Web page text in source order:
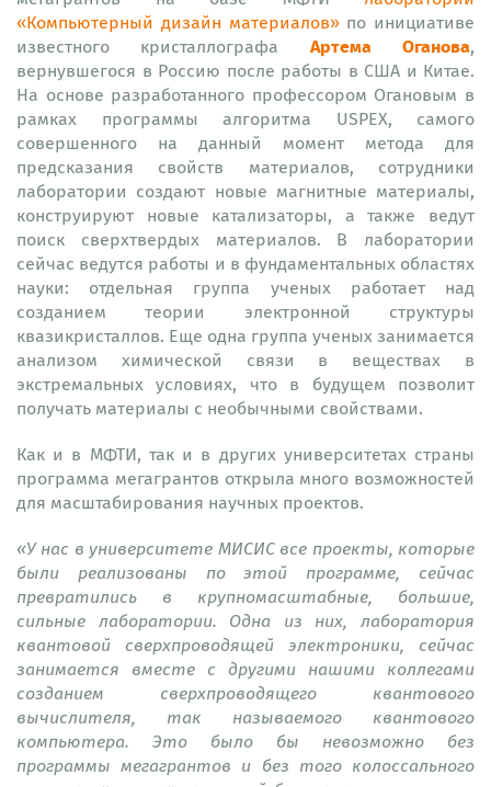
«Компьютерный дизайн материалов»по инициативе
известного кристаллографа Артема Оганова,
вернувшегося в Россию после работы в США и Китае.
На основе разработанного профессором Огановым в
рамках программы алгоритма USPEX, самого
совершенного на данный момент метода для
предсказания свойств материалов, сотрудники
лаборатории создают новые магнитные материалы,
конструируют новые катализаторы, а также ведут
поиск сверхтвердых материалов. В лаборатории
сейчас ведутся работы и в фундаментальных областях
науки: отдельная группа ученых работает над
созданием теории электронной структуры
квазикристаллов. Еще одна группа ученых занимается
анализом химической связи в веществах в
экстремальных условиях, что в будущем позволит
получать материалы с необычными свойствами.
Как и в МФТИ, так и в других университетах страны
программа мегагрантов открыла много возможностей
для масштабирования научных проектов.
«У нас в университете МИСИС все проекты, которые
были реализованы по этой программе, сейчас
превратились в крупномасштабные, большие,
сильные лаборатории. Одна из них, лаборатория
квантовой сверхпроводящей электроники, сейчас
занимается вместе с другими нашими коллегами
созданием сверхпроводящего квантового
вычислителя, так называемого квантового
компьютера. Это было бы невозможно без
программы мегагрантов и без того колоссального